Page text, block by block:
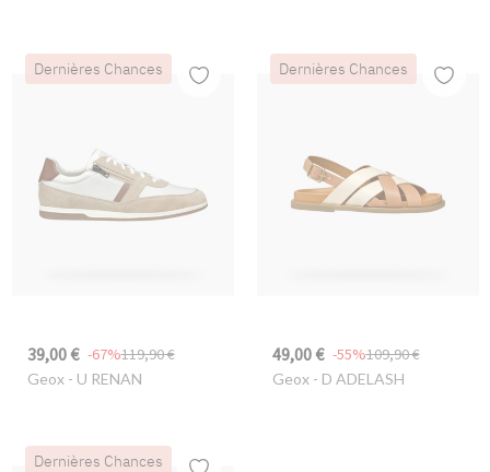
Dernières Chances
39,00 € 119,90 €
-67%
Geox- U RENAN
Dernières Chances
49,00 € 109,90 €
-55%
Geox- D ADELASH
Dernières Chances